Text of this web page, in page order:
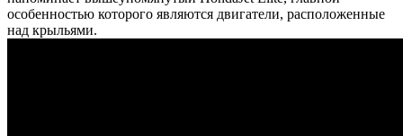
особенностью которого являются двигатели, расположенные
над крыльями.